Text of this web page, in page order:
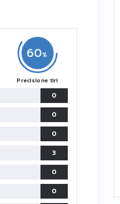
60
Precisione tiri
0
0
0
3
0
0